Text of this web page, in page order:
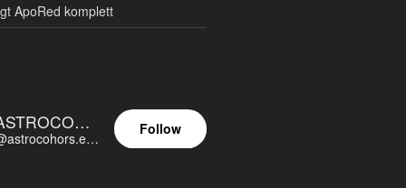
ApoRed komplett
ASTROCOHORS EUNOIA ULTIMA
@astrocohors.eu@astrocohors.eu
Follow